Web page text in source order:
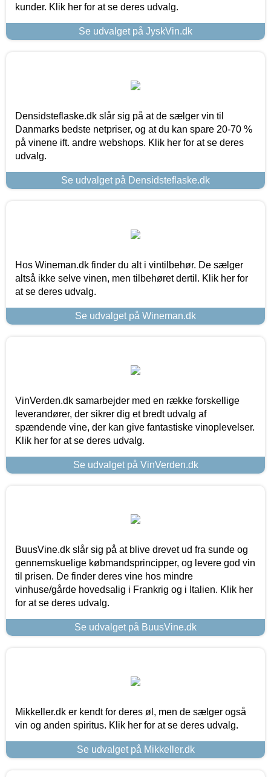
kunder. Klik her for at se deres udvalg.
Se udvalget på JyskVin.dk
Densidsteflaske.dk slår sig på at de sælger vin til
Danmarks bedste netpriser, og at du kan spare 20-70 %
på vinene ift. andre webshops. Klik her for at se deres
udvalg.
Se udvalget på Densidsteflaske.dk
Hos Wineman.dk finder du alt i vintilbehør. De sælger
altså ikke selve vinen, men tilbehøret dertil. Klik her for
at se deres udvalg.
Se udvalget på Wineman.dk
VinVerden.dk samarbejder med en række forskellige
leverandører, der sikrer dig et bredt udvalg af
spændende vine, der kan give fantastiske vinoplevelser.
Klik her for at se deres udvalg.
Se udvalget på VinVerden.dk
BuusVine.dk slår sig på at blive drevet ud fra sunde og
gennemskuelige købmandsprincipper, og levere god vin
til prisen. De finder deres vine hos mindre
vinhuse/gårde hovedsalig i Frankrig og i Italien. Klik her
for at se deres udvalg.
Se udvalget på BuusVine.dk
Mikkeller.dk er kendt for deres øl, men de sælger også
vin og anden spiritus. Klik her for at se deres udvalg.
Se udvalget på Mikkeller.dk